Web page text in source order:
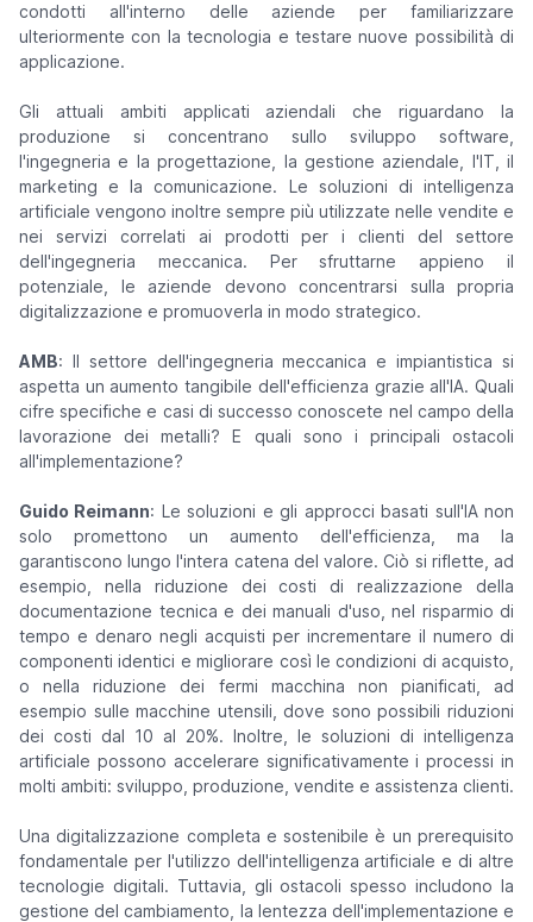
condotti all'interno delle aziende per familiarizzare
ulteriormente con la tecnologia e testare nuove possibilità di
applicazione.
Gli attuali ambiti applicati aziendali che riguardano la
produzione si concentrano sullo sviluppo software,
l'ingegneria e la progettazione, la gestione aziendale, l'IT, il
marketing e la comunicazione. Le soluzioni di intelligenza
artificiale vengono inoltre sempre più utilizzate nelle vendite e
nei servizi correlati ai prodotti per i clienti del settore
dell'ingegneria meccanica. Per sfruttarne appieno il
potenziale, le aziende devono concentrarsi sulla propria
digitalizzazione e promuoverla in modo strategico.
AMB: Il settore dell'ingegneria meccanica e impiantistica si
aspetta un aumento tangibile dell'efficienza grazie all'IA. Quali
cifre specifiche e casi di successo conoscete nel campo della
lavorazione dei metalli? E quali sono i principali ostacoli
all'implementazione?
Guido Reimann: Le soluzioni e gli approcci basati sull'IA non
solo promettono un aumento dell'efficienza, ma la
garantiscono lungo l'intera catena del valore. Ciò si riflette, ad
esempio, nella riduzione dei costi di realizzazione della
documentazione tecnica e dei manuali d'uso, nel risparmio di
tempo e denaro negli acquisti per incrementare il numero di
componenti identici e migliorare così le condizioni di acquisto,
o nella riduzione dei fermi macchina non pianificati, ad
esempio sulle macchine utensili, dove sono possibili riduzioni
dei costi dal 10 al 20%. Inoltre, le soluzioni di intelligenza
artificiale possono accelerare significativamente i processi in
molti ambiti: sviluppo, produzione, vendite e assistenza clienti.
Una digitalizzazione completa e sostenibile è un prerequisito
fondamentale per l'utilizzo dell'intelligenza artificiale e di altre
tecnologie digitali. Tuttavia, gli ostacoli spesso includono la
gestione del cambiamento, la lentezza dell'implementazione e